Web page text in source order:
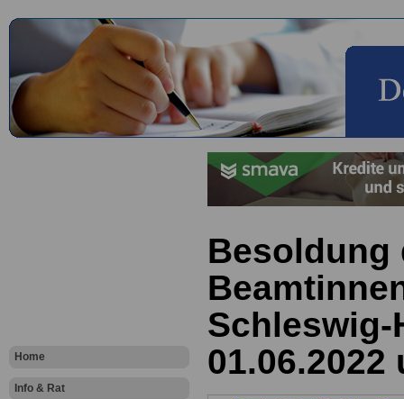
Home
Info & Rat
Besoldung
01.06.2022